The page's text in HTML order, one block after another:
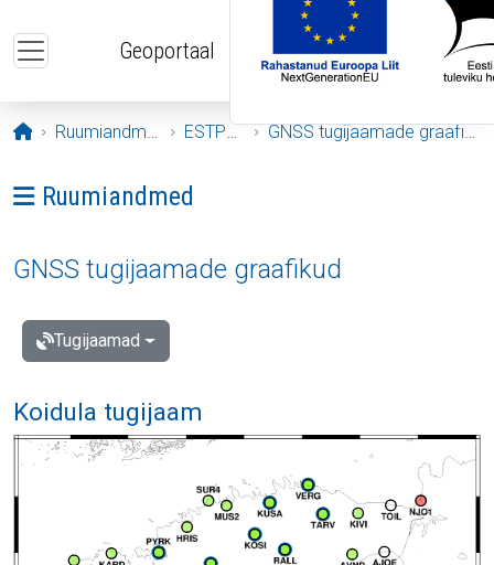
Geoportaal
Avaleht
Ruumiandmed ESTPOS GNSS tugijaamade graafikud
Ava menüü: Ruumiandmed
Ruumiandmed
GNSS tugijaamade graafikud
Tugijaamad
Koidula tugijaam